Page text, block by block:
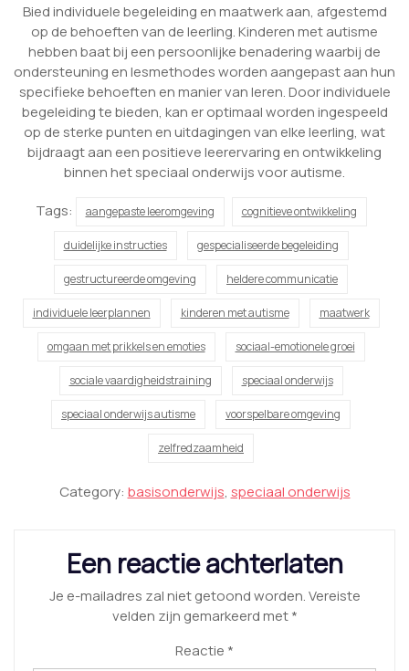
Bied individuele begeleiding en maatwerk aan, afgestemd
op de behoeften van de leerling. Kinderen met autisme
hebben baat bij een persoonlijke benadering waarbij de
ondersteuning en lesmethodes worden aangepast aan hun
specifieke behoeften en manier van leren. Door individuele
begeleiding te bieden, kan er optimaal worden ingespeeld
op de sterke punten en uitdagingen van elke leerling, wat
bijdraagt aan een positieve leerervaring en ontwikkeling
binnen het speciaal onderwijs voor autisme.
Tags:
aangepaste leeromgeving cognitieve ontwikkeling
duidelijke instructies gespecialiseerde begeleiding
gestructureerde omgeving heldere communicatie
individuele leerplannen kinderen met autisme maatwerk
omgaan met prikkels en emoties sociaal-emotionele groei
sociale vaardigheidstraining speciaal onderwijs
speciaal onderwijs autisme voorspelbare omgeving
zelfredzaamheid
Category: basisonderwijs, speciaal onderwijs
Een reactie achterlaten
Je e-mailadres zal niet getoond worden.Vereiste
velden zijn gemarkeerd met*
Reactie *